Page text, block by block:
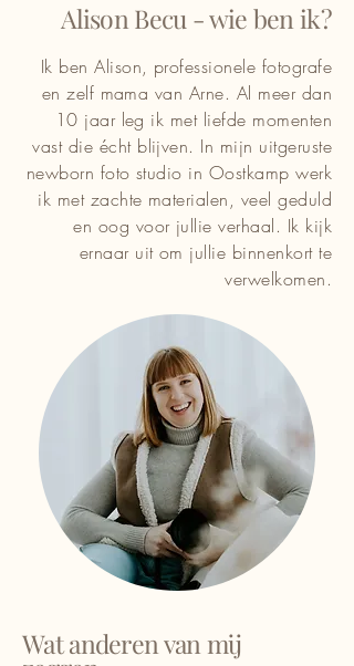
Alison Becu - wie ben ik?
Ik ben Alison, professionele fotografe
en zelf mama van Arne. Al meer dan
10 jaar leg ik met liefde momenten
vast die écht blijven. In mijn uitgeruste
newborn foto studio in Oostkamp werk
ik met zachte materialen, veel geduld
en oog voor jullie verhaal. Ik kijk
ernaar uit om jullie binnenkort te
verwelkomen.
Wat anderen van mij